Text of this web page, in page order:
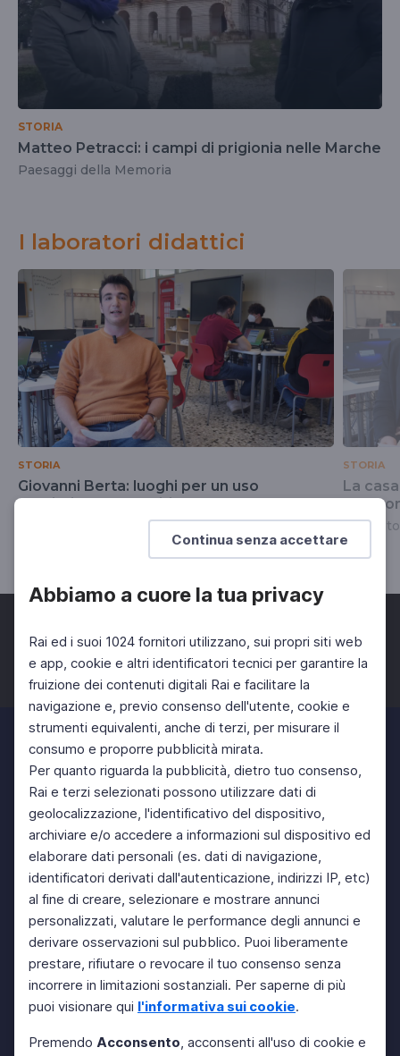
Continua senza accettare
Abbiamo a cuore la tua privacy
Rai ed i suoi 1024 fornitori utilizzano, sui propri siti web
e app, cookie e altri identificatori tecnici per garantire la
fruizione dei contenuti digitali Rai e facilitare la
navigazione e, previo consenso dell'utente, cookie e
strumenti equivalenti, anche di terzi, per misurare il
consumo e proporre pubblicità mirata.
Per quanto riguarda la pubblicità, dietro tuo consenso,
Rai e terzi selezionati possono utilizzare dati di
geolocalizzazione, l'identificativo del dispositivo,
archiviare e/o accedere a informazioni sul dispositivo ed
elaborare dati personali (es. dati di navigazione,
identificatori derivati dall'autenticazione, indirizzi IP, etc)
al fine di creare, selezionare e mostrare annunci
personalizzati, valutare le performance degli annunci e
derivare osservazioni sul pubblico. Puoi liberamente
prestare, rifiutare o revocare il tuo consenso senza
incorrere in limitazioni sostanziali. Per saperne di più
puoi visionare qui l'informativa sui cookie.
Premendo Acconsento, acconsenti all'uso di cookie e
STORIA
Matteo Petracci: i campi di prigionia nelle Marche
Paesaggi della Memoria
I laboratori didattici
STORIA
Giovanni Berta: luoghi per un uso
mediatico del martirio
STORIA
La
Facebook Twitter Instagram